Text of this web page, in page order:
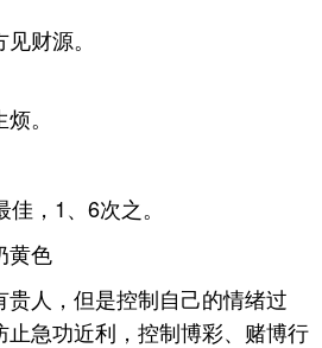
财源。
。
，1、6次之。
黄色
人，但是控制自己的情绪过
急功近利，控制博彩、赌博行